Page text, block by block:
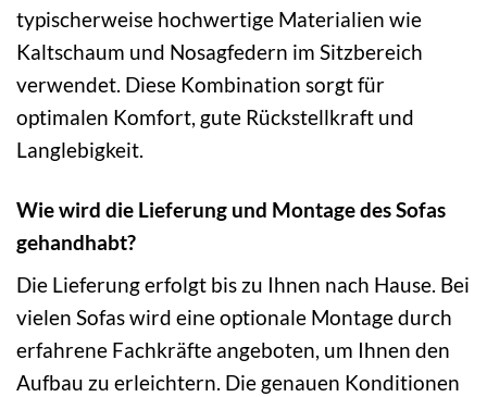
typischerweise hochwertige Materialien wie
Kaltschaum und Nosagfedern im Sitzbereich
verwendet. Diese Kombination sorgt für
optimalen Komfort, gute Rückstellkraft und
Langlebigkeit.
Wie wird die Lieferung und Montage des Sofas
gehandhabt?
Die Lieferung erfolgt bis zu Ihnen nach Hause. Bei
vielen Sofas wird eine optionale Montage durch
erfahrene Fachkräfte angeboten, um Ihnen den
Aufbau zu erleichtern. Die genauen Konditionen